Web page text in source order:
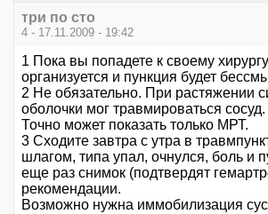
три по сто
4 - 17.11.2009 - 19:42
1 Пока вы попадете к своему
организуется и пункция будет
2 Не обязательно. При растяжении
оболочки мог травмироваться сосуд.
Точно может показать только МРТ.
3 Сходите завтра с утра в
шлагом, типа упал, очнулся, боль и
еще раз снимок (подтвердят
рекомендации.
Возможно нужна иммобилизация